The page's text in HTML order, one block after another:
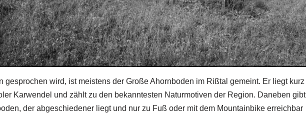
gesprochen wird, ist meistens der Große Ahornboden im Rißtal gemeint. Er liegt kurz
Karwendel und zählt zu den bekanntesten Naturmotiven der Region. Daneben gibt
der abgeschiedener liegt und nur zu Fuß oder mit dem Mountainbike erreichbar